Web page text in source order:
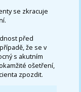
se zkracuje
před
že se v
s akutním
ošetření,
zpozdit.